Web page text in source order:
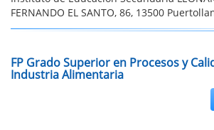
FERNANDO EL SANTO, 86, 13500
FP Grado Superior en Procesos y
Industria Alimentaria